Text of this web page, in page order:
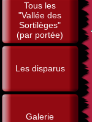
Tous les
"Vallée des
Sortilèges"
(par portée)
Les disparus
Galerie